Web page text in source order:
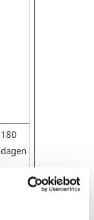
180
dagen